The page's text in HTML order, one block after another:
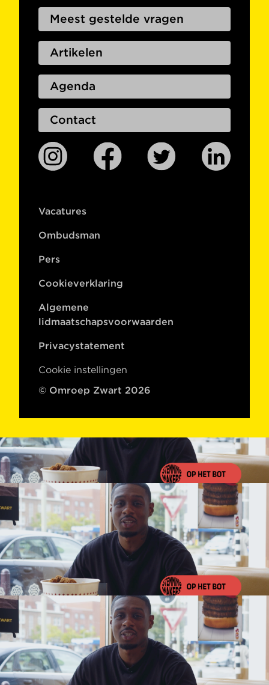
Meest gestelde vragen
Artikelen
Agenda
Contact
Vacatures
Ombudsman
Pers
Cookieverklaring
Algemene
lidmaatschapsvoorwaarden
Privacystatement
Cookie instellingen
© Omroep Zwart 2026